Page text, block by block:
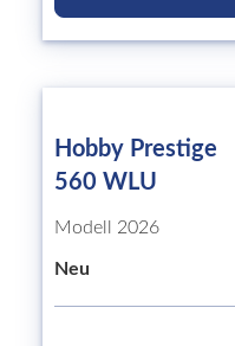
Hobby Prestige
560 WLU
Modell 2026
Neu